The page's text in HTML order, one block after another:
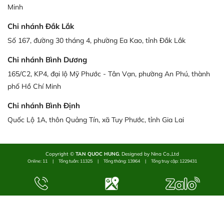
Minh
Chi nhánh Đắk Lắk
Số 167, đường 30 tháng 4, phường Ea Kao, tỉnh Đắk Lắk
Chi nhánh Bình Dương
165/C2, KP4, đại lộ Mỹ Phước - Tân Vạn, phường An Phú, thành
phố Hồ Chí Minh
Chi nhánh Bình Định
Quốc Lộ 1A, thôn Quảng Tín, xã Tuy Phước, tỉnh Gia Lai
Copyright © TAN QUOC HUNG. Designed by Nina Co.,Ltd
Online: 11 | Tổng tuần: 11325 | Tổng tháng: 13964 | Tổng truy cập: 1229431